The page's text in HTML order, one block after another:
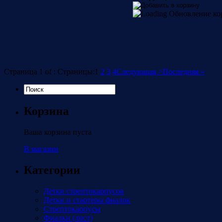
Обновление
Страница 1 of : Страницы:1 2 3 4Следующая >Последняя »
Корзина
Ваша корзина пуста
В магазин
Категории
Детки стрептокарпусов
Детки и стартеры фиалок
Стрептокарпусы
Фиалки (лист)